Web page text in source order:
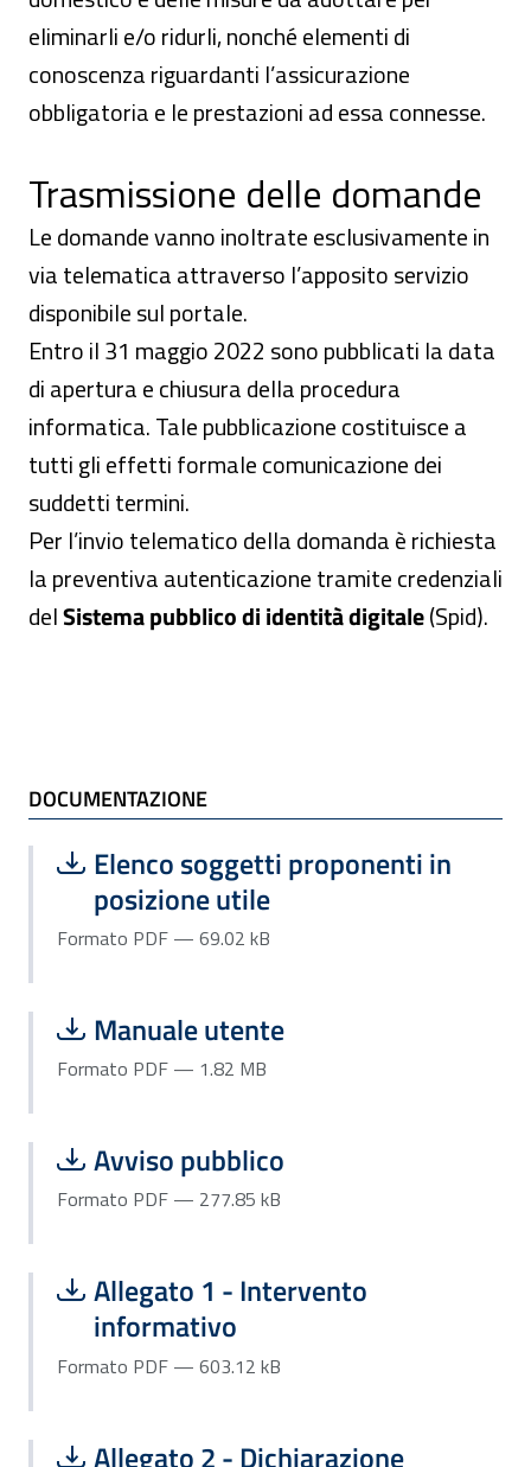
eliminarli e/o ridurli, nonché elementi di
conoscenza riguardanti l’assicurazione
obbligatoria e le prestazioni ad essa connesse.
Trasmissione delle domande
Le domande vanno inoltrate esclusivamente in
via telematica attraverso l’apposito servizio
disponibile sul portale.
Entro il 31 maggio 2022 sono pubblicati la data
di apertura e chiusura della procedura
informatica. Tale pubblicazione costituisce a
tutti gli effetti formale comunicazione dei
suddetti termini.
Per l’invio telematico della domanda è richiesta
la preventiva autenticazione tramite credenziali
delSistema pubblico di identità digitale(Spid).
DOCUMENTAZIONE e TI POTREBBE
DOCUMENTAZIONE
Scarica file:
Elenco soggetti proponenti in
posizione utile
Formato PDF — Dimensione 69.02 kB
Formato PDF — 69.02 kB
Scarica file:
Manuale utente
Formato PDF — Dimensione 1.82 MB
Formato PDF — 1.82 MB
Scarica file:
Avviso pubblico
Formato PDF — Dimensione 277.85 kB
Formato PDF — 277.85 kB
Scarica file:
Allegato 1 - Intervento
informativo
Formato PDF — Dimensione 603.12 kB
Formato PDF — 603.12 kB
Scarica file:
Allegato 2 - Dichiarazione
Formato DOCX — Dimensione 26.42